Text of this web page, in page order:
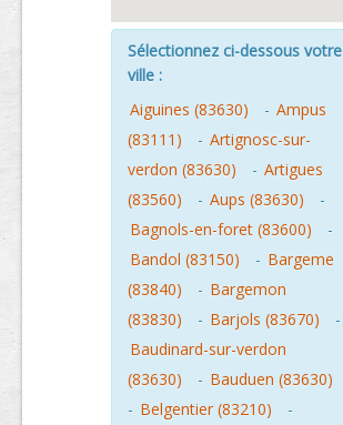
Sélectionnez ci-dessous votre
ville :
Aiguines (83630)
- Ampus
(83111)
- Artignosc-sur-
verdon (83630)
- Artigues
(83560)
- Aups (83630)
-
Bagnols-en-foret (83600)
-
Bandol (83150)
- Bargeme
(83840)
- Bargemon
(83830)
- Barjols (83670)
-
Baudinard-sur-verdon
(83630)
- Bauduen (83630)
- Belgentier (83210)
-